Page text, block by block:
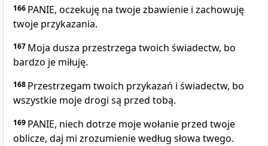
166 PANIE, oczekuję na twoje zbawienie i zachowuję
twoje przykazania.
167 Moja dusza przestrzega twoich świadectw, bo
bardzo je miłuję.
168 Przestrzegam twoich przykazań i świadectw, bo
wszystkie moje drogi są przed tobą.
169 PANIE, niech dotrze moje wołanie przed twoje
oblicze, daj mi zrozumienie według słowa twego.